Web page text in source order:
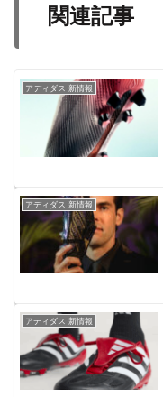
関連記事
アディダス 新情報
アディダス 新情報
アディダス 新情報